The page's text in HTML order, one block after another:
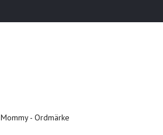
Mommy - Ordmärke